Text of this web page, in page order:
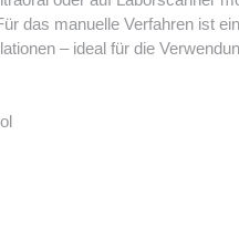
das manuelle Verfahren ist
– ideal für die